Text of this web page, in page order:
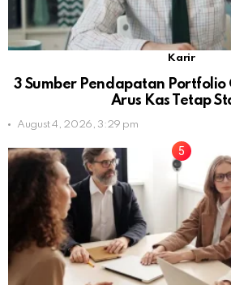
Karir
3 Sumber Pendapatan Portfolio
Arus Kas Tetap
August 4, 2026, 3:29 pm